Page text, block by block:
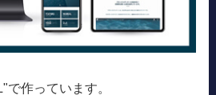
作っています。